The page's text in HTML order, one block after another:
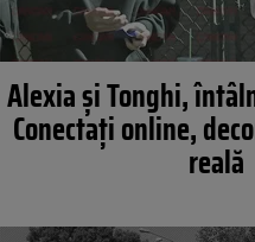
Alexia și Tonghi,
Conectați online,
reală